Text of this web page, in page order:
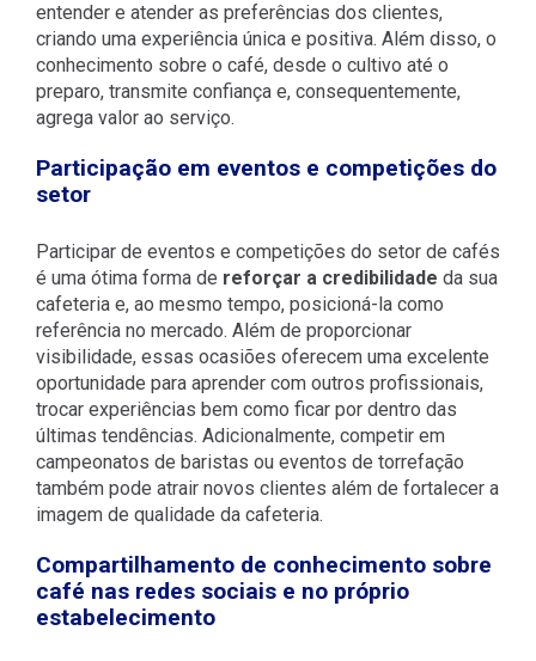
entender e atender as preferências dos clientes,
criando uma experiência única e positiva. Além disso, o
conhecimento sobre o café, desde o cultivo até o
preparo, transmite confiança e, consequentemente,
agrega valor ao serviço.
Participação em eventos e competições do
setor
Participar de eventos e competições do setor de cafés
é uma ótima forma de reforçar a credibilidade da sua
cafeteria e, ao mesmo tempo, posicioná-la como
referência no mercado. Além de proporcionar
visibilidade, essas ocasiões oferecem uma excelente
oportunidade para aprender com outros profissionais,
trocar experiências bem como ficar por dentro das
últimas tendências. Adicionalmente, competir em
campeonatos de baristas ou eventos de torrefação
também pode atrair novos clientes além de fortalecer a
imagem de qualidade da cafeteria.
Compartilhamento de conhecimento sobre
café nas redes sociais e no próprio
estabelecimento